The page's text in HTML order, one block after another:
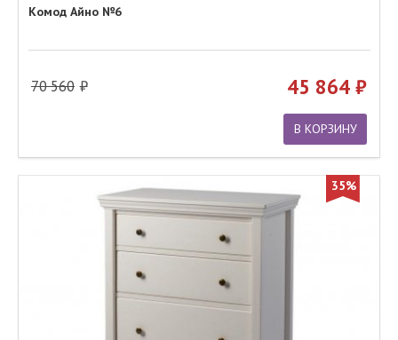
Комод Айно №6
70 560 45 864
В КОРЗИНУ
35%